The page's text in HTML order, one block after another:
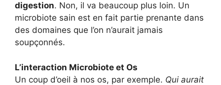
digestion. Non, il va beaucoup plus loin. Un
microbiote sain est en fait partie prenante dans
des domaines que l’on n’aurait jamais
soupçonnés.
L’interaction Microbiote et Os
Un coup d’oeil à nos os, par exemple. Qui aurait